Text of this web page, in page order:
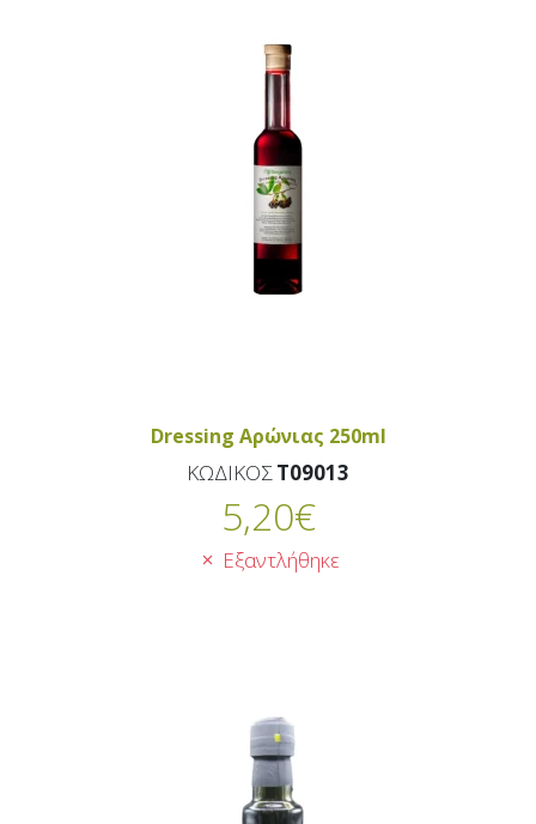
Dressing Αρώνιας 250ml
ΚΩΔΙΚΟΣT09013
5,20€
Εξαντλήθηκε